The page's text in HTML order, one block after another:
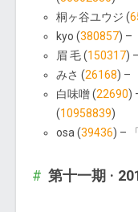
桐ヶ谷ユウジ (
kyo (380857) –
眉 毛 (150317)
みさ (26168) –
白味噌 (22690)
(10958839)
osa (39436) –
第十一期 ·